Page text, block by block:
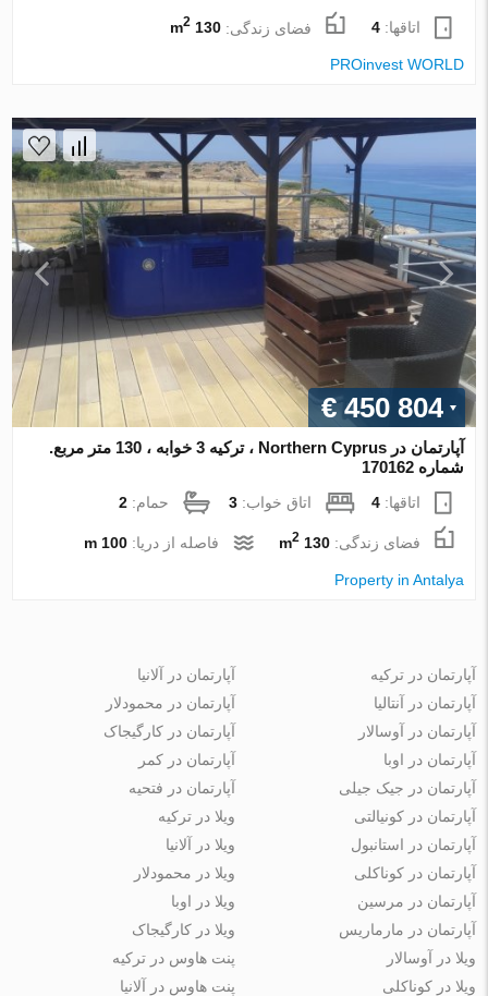
اتاقها:4 فضای زندگی:130 m
2
PROinvest WORLD
€ 450 804
آپارتمان در Northern Cyprus ، ترکیه 3 خوابه ، 130 متر مربع.
شماره 170162
اتاقها:4 اتاق خواب:3 حمام:2
فضای زندگی:130 m
2 فاصله از دریا:100 m
Property in Antalya
آپارتمان در ترکیه
آپارتمان در آنتالیا
آپارتمان در آوسالار
آپارتمان در اوبا
آپارتمان در جیک جیلی
آپارتمان در آلانیا
آپارتمان در محمودلار
آپارتمان در کارگیجاک
آپارتمان در کمر
آپارتمان در فتحیه
آپارتمان در کونیالتی
آپارتمان در استانبول
آپارتمان در کوناکلی
آپارتمان در مرسین
آپارتمان در مارماریس
ویلا در ترکیه
ویلا در آلانیا
ویلا در محمودلار
ویلا در اوبا
ویلا در کارگیجاک
ویلا در آوسالار
ویلا در کوناکلی
پنت هاوس در ترکیه
پنت هاوس در آلانیا